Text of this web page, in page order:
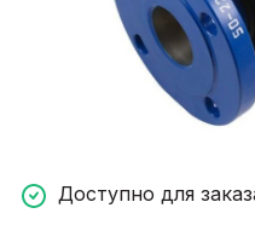
Доступно для